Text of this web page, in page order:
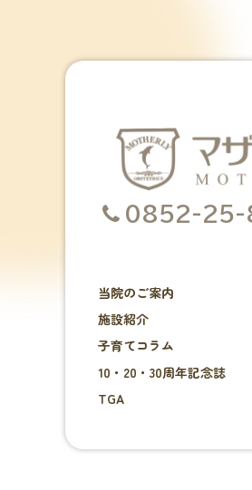
0852-25-
当院のご案内
施設紹介
子育てコラム
10・20・30周年記念誌
TGA